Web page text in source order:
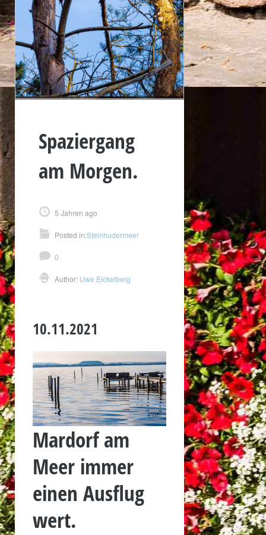
Spaziergang
am Morgen.
5 Jahren ago
Posted in:Steinhudermeer
0
Author: Uwe Eickelberg
10.11.2021
Mardorf am
Meer immer
einen Ausflug
wert.